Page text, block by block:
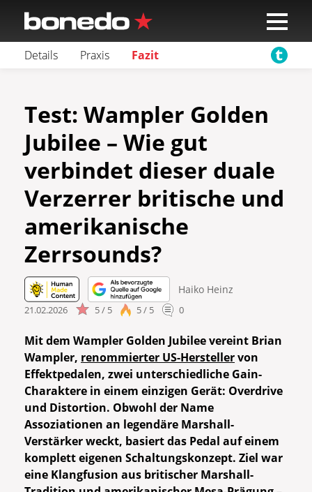
Details Praxis Fazit
Test: Wampler Golden
Jubilee – Wie gut
verbindet dieser duale
Verzerrer britische und
amerikanische
Zerrsounds?
Haiko Heinz
21.02.2026 5 / 5 5 / 5 0
Mit dem Wampler Golden Jubilee vereint Brian
Wampler, renommierter US-Herstellervon
Effektpedalen, zwei unterschiedliche Gain-
Charaktere in einem einzigen Gerät: Overdrive
und Distortion. Obwohl der Name
Assoziationen an legendäre Marshall-
Verstärker weckt, basiert das Pedal auf einem
komplett eigenen Schaltungskonzept. Ziel war
eine Klangfusion aus britischer Marshall-